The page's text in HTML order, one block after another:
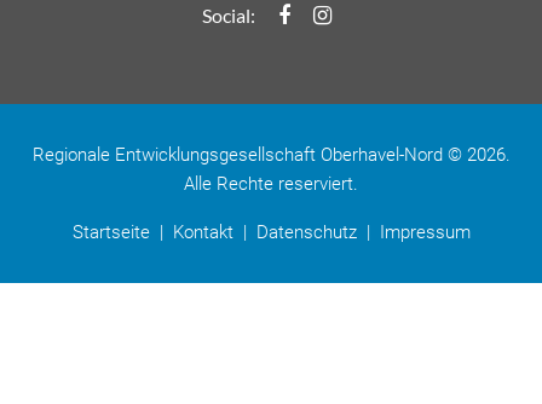
Social: Regio-Nord Facebook
Regio-Nord Instagramm
Regionale Entwicklungsgesellschaft Oberhavel-Nord © 2026.
Alle Rechte reserviert.
Startseite| Kontakt| Datenschutz| Impressum